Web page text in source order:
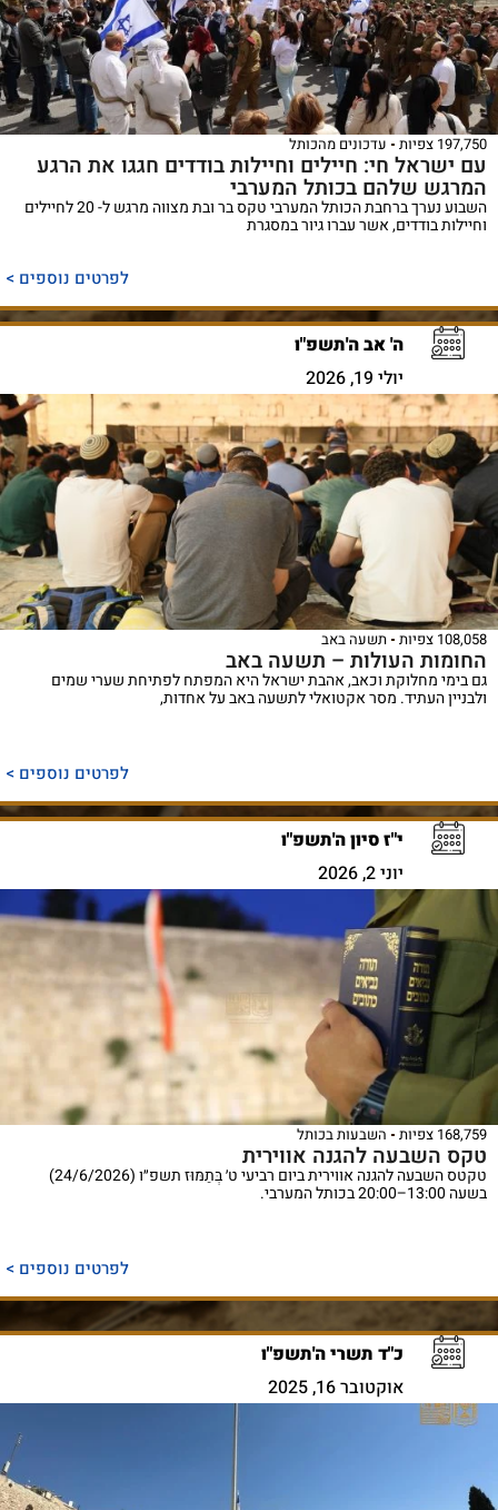
197,750 צפיות עדכונים מהכותל
עם ישראל חי: חיילים וחיילות בודדים חגגו את הרגע
המרגש שלהם בכותל המערבי
השבוע נערך ברחבת הכותל המערבי טקס בר ובת מצווה מרגש ל- 20 לחיילים
וחיילות בודדים, אשר עברו גיור במסגרת
לפרטים נוספים >
ה' אב ה'תשפ"ו
יולי 19, 2026
108,058 צפיות תשעה באב
החומות העולות – תשעה באב
גם בימי מחלוקת וכאב, אהבת ישראל היא המפתח לפתיחת שערי שמים
ולבניין העתיד. מסר אקטואלי לתשעה באב על אחדות,
לפרטים נוספים >
י"ז סיון ה'תשפ"ו
יוני 2, 2026
168,759 צפיות השבעות בכותל
טקס השבעה להגנה אווירית
טקטס השבעה להגנה אווירית ביום רביעי ט׳ בְּתַמּוּז תשפ״ו (24/6/2026)
בשעה 13:00–20:00 בכותל המערבי.
לפרטים נוספים >
כ"ד תשרי ה'תשפ"ו
אוקטובר 16, 2025